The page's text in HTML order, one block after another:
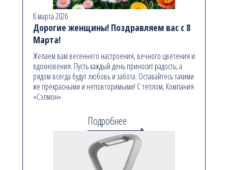
8 марта 2026
Дорогие женщины! Поздравляем вас с 8
Марта!
Желаем вам весеннего настроения, вечного цветения и
вдохновения. Пусть каждый день приносит радость, а
рядом всегда будут любовь и забота. Оставайтесь такими
же прекрасными и неповторимыми! С теплом, Компания
«Сэлмон»
Подробнее